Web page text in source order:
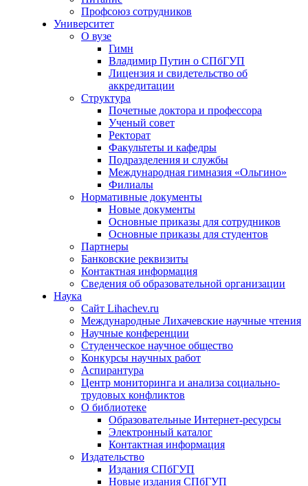
Профсоюз сотрудников
Университет
О вузе
Гимн
Владимир Путин о СПбГУП
Лицензия и свидетельство об
аккредитации
Структура
Почетные доктора и профессора
Ученый совет
Ректорат
Факультеты и кафедры
Подразделения и службы
Международная гимназия «Ольгино»
Филиалы
Нормативные документы
Новые документы
Основные приказы для сотрудников
Основные приказы для студентов
Партнеры
Банковские реквизиты
Контактная информация
Сведения об образовательной организации
Наука
Сайт Lihachev.ru
Международные Лихачевские научные чтения
Научные конференции
Студенческое научное общество
Конкурсы научных работ
Аспирантура
Центр мониторинга и анализа социально-
трудовых конфликтов
О библиотеке
Образовательные Интернет-ресурсы
Электронный каталог
Контактная информация
Издательство
Издания СПбГУП
Новые издания СПбГУП